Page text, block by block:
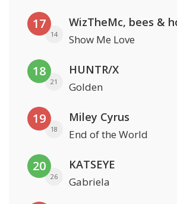
17
14
WizTheMc, bees &
Show Me Love
18
21
HUNTR/X
Golden
19
18
Miley Cyrus
End of the World
20
26
KATSEYE
Gabriela